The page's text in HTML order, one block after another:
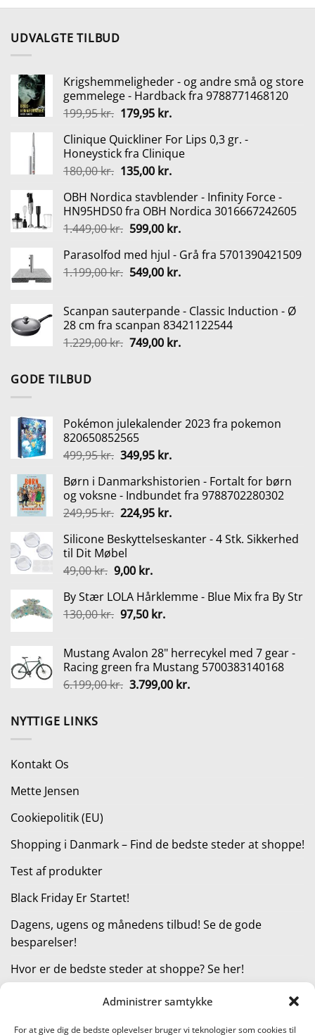
Administrer samtykke
For at give dig de bedste oplevelser bruger vi teknologier som cookies til
200,00 kr..150,00 kr.. 200,00 kr..
kr..
UDVALGTE TILBUD
Krigshemmeligheder - og andre små og store
gemmelege - Hardback fra 9788771468120
199,95kr. Den
pris
var:
199,95 kr..
179,95 kr.Den
pris
er:
179,95 kr..
Clinique Quickliner For Lips 0,3 gr. -
Honeystick fra Clinique
180,00kr. Den
pris
var:
180,00 kr..
135,00 kr.Den
pris
er:
135,00 kr..
OBH Nordica stavblender - Infinity Force -
HN95HDS0 fra OBH Nordica 3016667242605
1.449,00kr. Den
pris
var:
599,00 kr.Den
pris
er:
Parasolfod med hjul - Grå fra 5701390421509
1.199,00kr. Den
var:
1.199,00 kr..
549,00 kr.Den
er:
549,00 kr..
Scanpan sauterpande - Classic Induction - Ø
28 cm fra scanpan 83421122544
1.229,00kr. Den
749,00 kr.Den
GODE TILBUD
Pokémon julekalender 2023 fra pokemon
820650852565
499,95kr. Den
pris
var:
499,95 kr..
349,95 kr.Den
pris
er:
349,95 kr..
Børn i Danmarkshistorien - Fortalt for børn
og voksne - Indbundet fra 9788702280302
249,95kr. Den
pris
var:
249,95 kr..
224,95 kr.Den
pris
Silicone Beskyttelseskanter - 4 Stk. Sikkerhed
til Dit Møbel
49,00kr. Den
pris
var:
9,00 kr.Den
pris
er:
By Stær LOLA Hårklemme - Blue Mix fra By Str
130,00kr. Den
var:
130,00 kr..
97,50 kr.Den
er:
97,50 kr..
Mustang Avalon 28" herrecykel med 7 gear -
Racing green fra Mustang 5700383140168
6.199,00kr. Den
3.799,00 kr.Den
NYTTIGE LINKS
Kontakt Os
Mette Jensen
Cookiepolitik (EU)
Shopping i Danmark – Find de bedste steder at shoppe!
Test af produkter
Black Friday Er Startet!
Dagens, ugens og månedens tilbud! Se de gode
besparelser!
Hvor er de bedste steder at shoppe? Se her!